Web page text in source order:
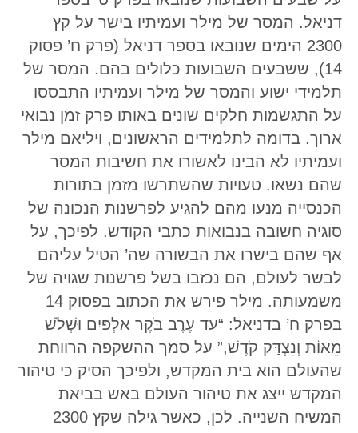
דניאל. המסר של מילר ועמיתיו בישר על קץ
2300 הימים שנובאו בספר דניאל (פרק ח’ פסוק
14), ששבעים השבועות כלולים בהם. המסר של
תלמידי ישוע והמסר של מילר ועמיתיו התבססו
על התגשמות חלקים שונים באותו פרק זמן נבואי
ארוך. בדומה לתלמידים הראשונים, ויליאם מילר
ועמיתיו לא הבינו לאשורו את חשיבות המסר
שהם נשאו. טעויות שהשתרשו מזמן בתורות
הכנסייה מנעו מהם להגיע לפרשנות הנכונה של
סוגיה חשובה בנבואות כתבי הקודש. לפיכך, על
אף שהם בישרו את הבשורה שה’ הטיל עליהם
לבשר לעולם, הם נכזבו בשל פרשנות שגויה של
משמעותה. מילר פירש את הכתוב בפסוק 14
בפרק ח’ בדניאל: “עַד עֶרֶב בֹּקֶר אַלְפַּיִם וּשְׁלֹשׁ
מֵאוֹת וְנִצְדַּק קֹדֶשׁ,” על סמך ההשקפה הרווחת
שהעולם הוא בית המקדש, ולפיכך הסיק כי טיהור
המקדש ייצג את טיהור העולם באש בביאת
המשיח השנייה. לכן, כאשר גילה שקץ 2300